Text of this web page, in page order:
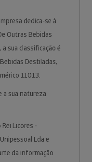
dedica-se à
Outras Bebidas
sua classificação é
Destiladas,
11013.
a sua natureza
Licores -
Lda e
da informação